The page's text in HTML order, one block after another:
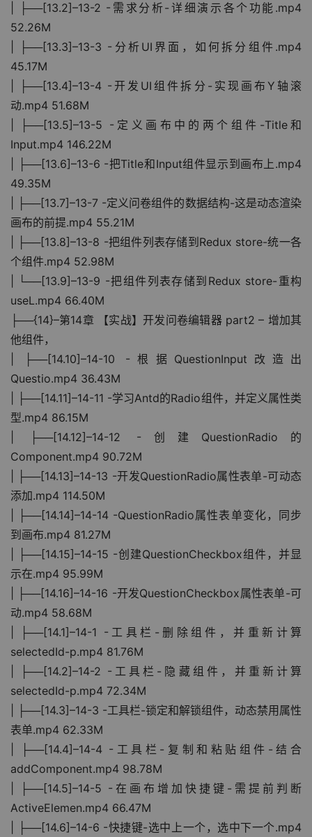
| ├──[13.2]–13-2 -需求分析-详细演示各个功能.mp4
52.26M
| ├──[13.3]–13-3 -分析UI界面，如何拆分组件.mp4
45.17M
| ├──[13.4]–13-4 -开发UI组件拆分-实现画布Y轴滚
动.mp4 51.68M
| ├──[13.5]–13-5 -定义画布中的两个组件-Title和
Input.mp4 146.22M
| ├──[13.6]–13-6 -把Title和Input组件显示到画布上.mp4
49.35M
| ├──[13.7]–13-7 -定义问卷组件的数据结构-这是动态渲染
画布的前提.mp4 55.21M
| ├──[13.8]–13-8 -把组件列表存储到Redux store-统一各
个组件.mp4 52.98M
| └──[13.9]–13-9 -把组件列表存储到Redux store-重构
useL.mp4 66.40M
├──{14}–第14章 【实战】开发问卷编辑器 part2 – 增加其
他组件，
| ├──[14.10]–14-10 -根据QuestionInput改造出
Questio.mp4 36.43M
| ├──[14.11]–14-11 -学习Antd的Radio组件，并定义属性类
型.mp4 86.15M
| ├──[14.12]–14-12 -创建QuestionRadio的
Component.mp4 90.72M
| ├──[14.13]–14-13 -开发QuestionRadio属性表单-可动态
添加.mp4 114.50M
| ├──[14.14]–14-14 -QuestionRadio属性表单变化，同步
到画布.mp4 81.27M
| ├──[14.15]–14-15 -创建QuestionCheckbox组件，并显
示在.mp4 95.99M
| ├──[14.16]–14-16 -开发QuestionCheckbox属性表单-可
动.mp4 58.68M
| ├──[14.1]–14-1 -工具栏-删除组件，并重新计算
selectedId-p.mp4 81.76M
| ├──[14.2]–14-2 -工具栏-隐藏组件，并重新计算
selectedId-p.mp4 72.34M
| ├──[14.3]–14-3 -工具栏-锁定和解锁组件，动态禁用属性
表单.mp4 62.33M
| ├──[14.4]–14-4 -工具栏-复制和粘贴组件-结合
addComponent.mp4 98.78M
| ├──[14.5]–14-5 -在画布增加快捷键-需提前判断
ActiveElemen.mp4 66.47M
| ├──[14.6]–14-6 -快捷键-选中上一个，选中下一个.mp4